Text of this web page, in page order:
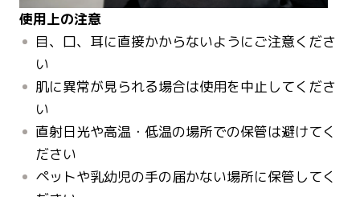
使用上の注意
目、口、耳に直接かからないようにご注意くださ
い
肌に異常が見られる場合は使用を中止してくださ
い
直射日光や高温・低温の場所での保管は避けてく
ださい
ペットや乳幼児の手の届かない場所に保管してく